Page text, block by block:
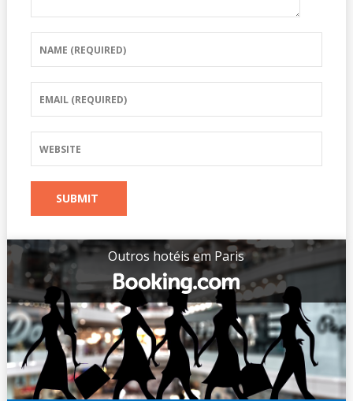
Outros hotéis em Paris